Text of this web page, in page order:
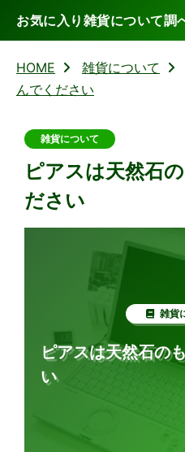
お気に入り雑貨について調
HOME 雑貨について
んでください
雑貨について
ピアスは天然石
ださい
雑貨
ピアスは天然石の
い